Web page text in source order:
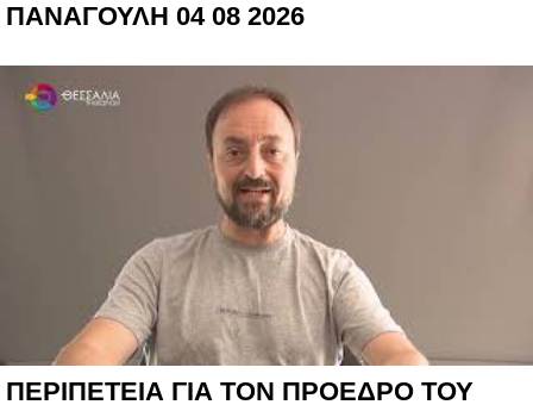
ΠΑΝΑΓΟΥΛΗ 04 08 2026
ΠΕΡΙΠΕΤΕΙΑ ΓΙΑ ΤΟΝ ΠΡΟΕΔΡΟ ΤΟΥ